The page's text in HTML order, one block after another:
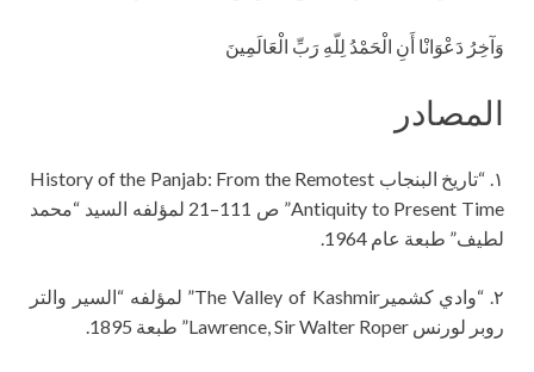
وَآخِرُ دَعْوَانْا أَنِ الْحَمْدُ لِلّهِ رَبِّ الْعَالَمِينَ
المصادر
١. “تاريخ البنجاب History of the Panjab: From the Remotest
Antiquity to Present Time” ص 111–21 لمؤلفه السيد “محمد
لطيف” طبعة عام 1964.
٢. “وادي كشميرThe Valley of Kashmir” لمؤلفه “السير والتر
روبر لورنس Lawrence, Sir Walter Roper” طبعة 1895.